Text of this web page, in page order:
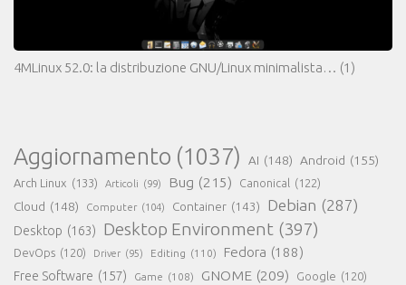
4MLinux 52.0: la distribuzione GNU/Linux minimalista… (1)
Aggiornamento (1037) AI (148) Android (155)
Arch Linux (133) Articoli (99) Bug (215) Canonical (122)
Cloud (148) Computer (104) Container (143) Debian (287)
Desktop (163) Desktop Environment (397)
DevOps (120) Driver (95) Editing (110) Fedora (188)
Free Software (157) Game (108) GNOME (209) Google (120)